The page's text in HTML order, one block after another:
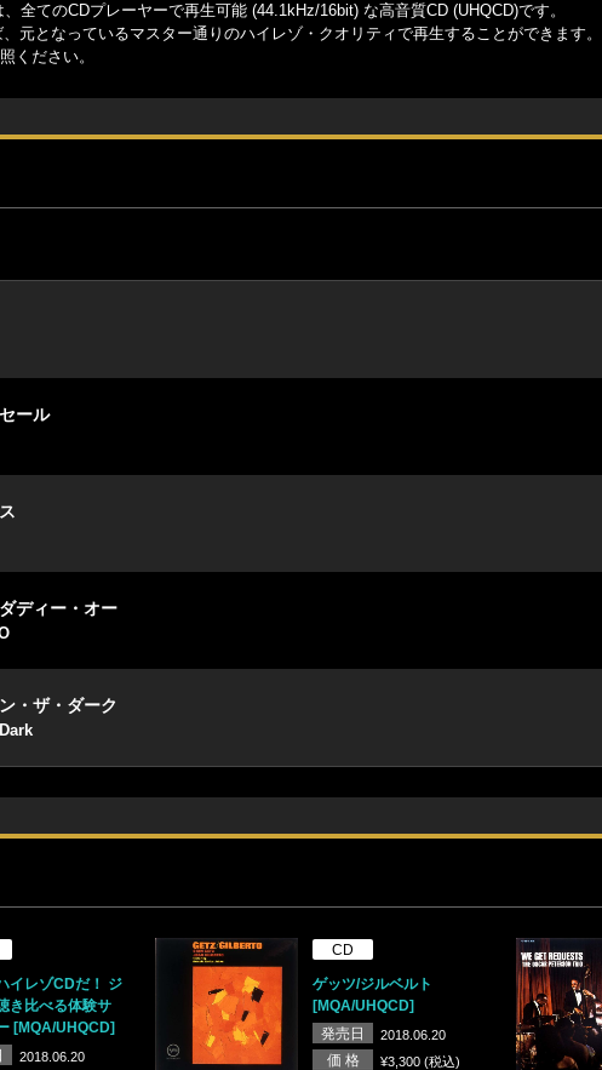
全てのCDプレーヤーで再生可能 (44.1kHz/16bit) な高音質CD (UHQCD)です。
元となっているマスター通りのハイレゾ・クオリティで再生することができます。
ください。
ール
ディー・オー
・ザ・ダーク
イレゾCDだ！ ジ
き比べる体験サ
[MQA/UHQCD]
2018.06.20
CD
ゲッツ/ジルベルト
[MQA/UHQCD]
発売日
2018.06.20
価 格 ¥3,300 (税込)